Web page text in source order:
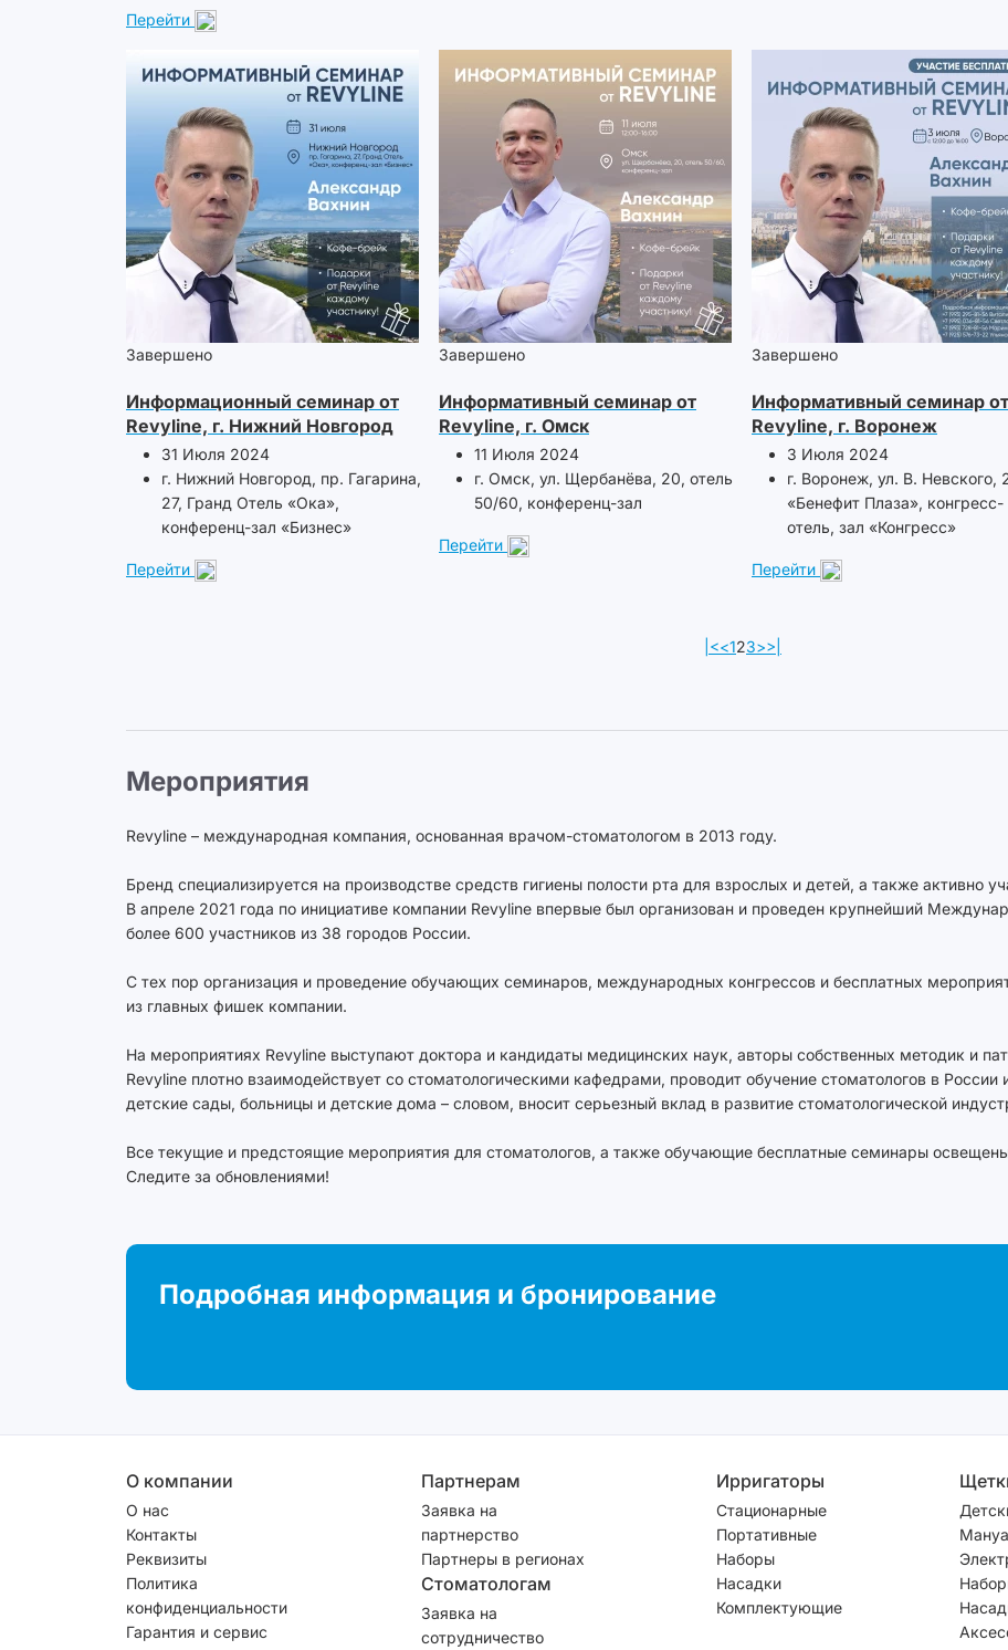
Перейти
Завершено
Информационный семинар от
Revyline, г. Нижний Новгород
31 Июля 2024
г. Нижний Новгород, пр. Гагарина,
27, Гранд Отель «Ока»,
конференц-зал «Бизнес»
Перейти
Завершено
Информативный семинар от
Revyline, г. Омск
11 Июля 2024
г. Омск, ул. Щербанёва, 20, отель
50/60, конференц-зал
Перейти
Завершено
Информативный семинар от
Revyline, г. Воронеж
3 Июля 2024
г. Воронеж, ул. В. Невского,
«Бенефит Плаза», конгресс-
отель, зал «Конгресс»
Перейти
|<<123>>|
Мероприятия
Revyline – международная компания, основанная врачом-стоматологом в 2013 году.
Бренд специализируется на производстве средств гигиены полости рта для взрослых и детей, а также активно
В апреле 2021 года по инициативе компании Revyline впервые был организован и проведен крупнейший
более 600 участников из 38 городов России.
С тех пор организация и проведение обучающих семинаров, международных конгрессов и бесплатных
из главных фишек компании.
На мероприятиях Revyline выступают доктора и кандидаты медицинских наук, авторы собственных методик и
Revyline плотно взаимодействует со стоматологическими кафедрами, проводит обучение стоматологов в
детские сады, больницы и детские дома – словом, вносит серьезный вклад в развитие стоматологической
Все текущие и предстоящие мероприятия для стоматологов, а также обучающие бесплатные семинары
Подробная информация и бронирование
О компании
О нас
Контакты
Реквизиты
Политика
конфиденциальности
Гарантия и сервис
Партнерам
Заявка на
партнерство
Партнеры в регионах
Стоматологам
Заявка на
сотрудничество
Ирригаторы
Стационарные
Портативные
Наборы
Насадки
Комплектующие